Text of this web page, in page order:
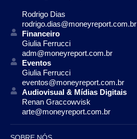
Rodrigo Dias
rodrigo.dias@moneyreport.com.br
Financeiro
Giulia Ferrucci
adm@moneyreport.com.br
Eventos
Giulia Ferrucci
eventos@moneyreport.com.br
Audiovisual & Mídias Digitais
Renan Graccowvisk
arte@moneyreport.com.br